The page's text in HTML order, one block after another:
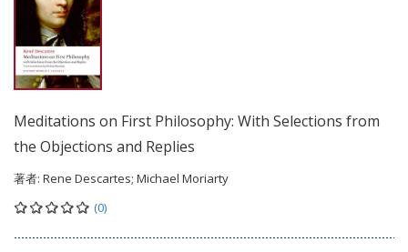
Meditations on First Philosophy: With Selections from
the Objections and Replies
著者: Rene Descartes; Michael Moriarty
(0)